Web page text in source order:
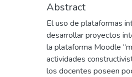
Abstract
El uso de plataformas
desarrollar proyectos
la plataforma Moodle
actividades
los docentes poseen